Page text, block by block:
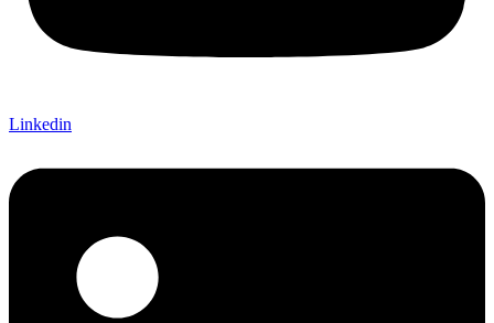
Linkedin